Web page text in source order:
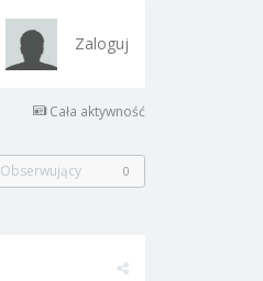
Zaloguj
Cała aktywność
Obserwujący 0